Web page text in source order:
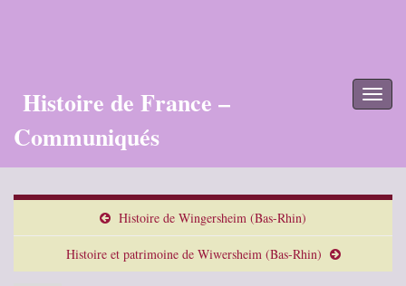
Histoire de France –
Communiqués
Histoire de Wingersheim (Bas-Rhin)
Histoire et patrimoine de Wiwersheim (Bas-Rhin)